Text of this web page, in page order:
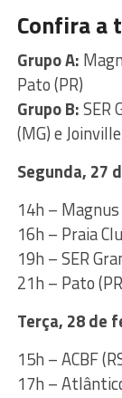
Confira a
Grupo A:
Pato (PR)
Grupo B:SER
(MG) e Joinville
Segunda, 27
14h – Magnus
16h – Praia
19h – SER
21h – Pato
Terça, 28 de
15h – ACBF
17h –